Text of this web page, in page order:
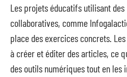
Les projets éducatifs utilisant
collaboratives, comme
place des exercices concrets.
à créer et éditer des articles, ce
des outils numériques tout en les